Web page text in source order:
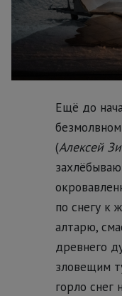
Ещё до
(Алексей
по снегу к
алтарю,
древнего
зловещим
горло снег